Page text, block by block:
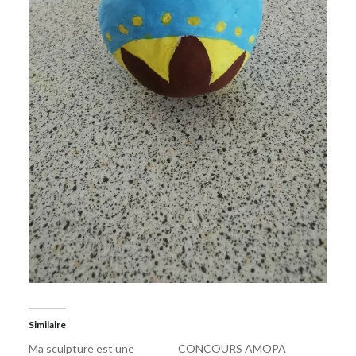
Similaire
Ma sculpture est une
CONCOURS AMOPA